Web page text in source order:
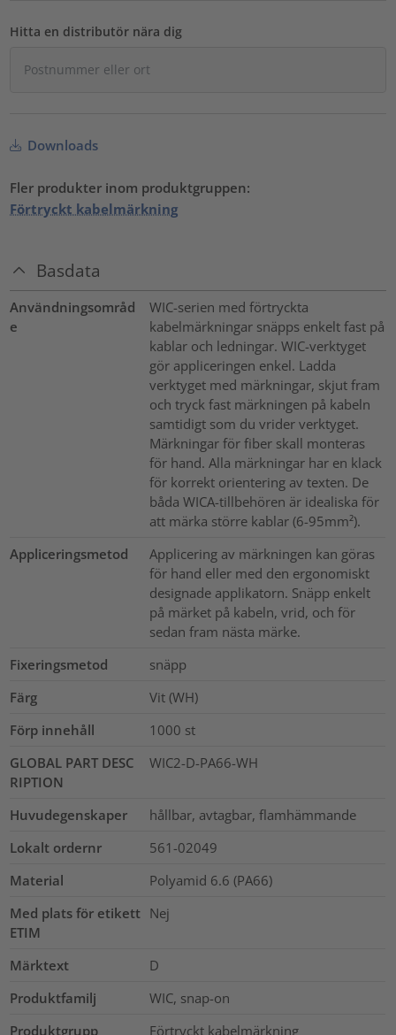
Hitta en distributör nära dig
Downloads
Fler produkter inom produktgruppen:
Förtryckt kabelmärkning
Basdata
Användningsområd
e
WIC-serien med förtryckta
kabelmärkningar snäpps enkelt fast på
kablar och ledningar. WIC-verktyget
gör appliceringen enkel. Ladda
verktyget med märkningar, skjut fram
och tryck fast märkningen på kabeln
samtidigt som du vrider verktyget.
Märkningar för fiber skall monteras
för hand. Alla märkningar har en klack
för korrekt orientering av texten. De
båda WICA-tillbehören är idealiska för
att märka större kablar (6-95mm²).
Appliceringsmetod
Applicering av märkningen kan göras
för hand eller med den ergonomiskt
designade applikatorn. Snäpp enkelt
på märket på kabeln, vrid, och för
sedan fram nästa märke.
Fixeringsmetod
snäpp
Färg
Vit (WH)
Förp innehåll
1000 st
GLOBAL PART DESC
RIPTION
WIC2-D-PA66-WH
Huvudegenskaper
hållbar, avtagbar, flamhämmande
Lokalt ordernr
561-02049
Material
Polyamid 6.6 (PA66)
Med plats för etikett
ETIM
Nej
Märktext
D
Produktfamilj
WIC, snap-on
Produktgrupp
Förtryckt kabelmärkning